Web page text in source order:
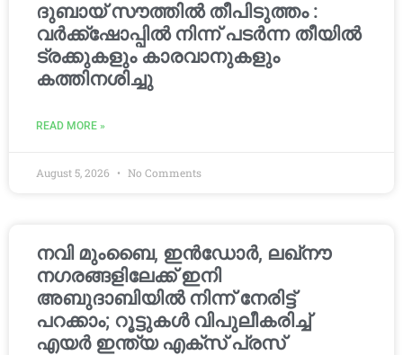
ദുബായ് സൗത്തിൽ തീപിടുത്തം :
വർക്ക്‌ഷോപ്പിൽ നിന്ന് പടർന്ന തീയിൽ
ട്രക്കുകളും കാരവാനുകളും
കത്തിനശിച്ചു
READ MORE »
August 5, 2026 No Comments
നവി മുംബൈ, ഇൻഡോർ, ലഖ്നൗ
നഗരങ്ങളിലേക്ക് ഇനി
അബുദാബിയിൽ നിന്ന് നേരിട്ട്
പറക്കാം; റൂട്ടുകൾ വിപുലീകരിച്ച്
എയർ ഇന്ത്യ എക്സ് പ്രസ്